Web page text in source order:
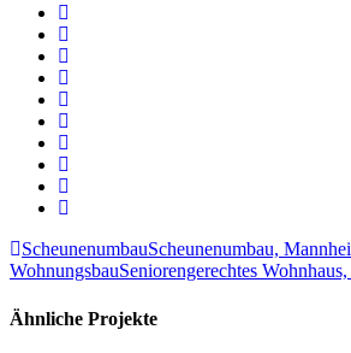
ScheunenumbauScheunenumbau,
WohnungsbauSeniorengerechtes
Ähnliche Projekte